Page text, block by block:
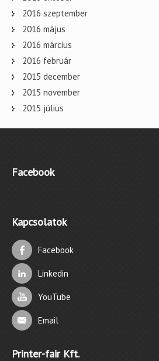
2016 szeptember
2016 május
2016 március
2016 február
2015 december
2015 november
2015 július
Facebook
Kapcsolatok
Facebook
Linkedin
YouTube
Email
Printer-fair Kft.